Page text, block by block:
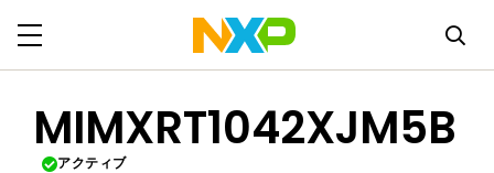
MIMXRT1042XJM5B
アクティブ